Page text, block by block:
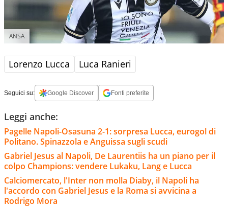
ANSA
Lorenzo Lucca Luca Ranieri
Seguici su: Google Discover Fonti preferite
Leggi anche:
Pagelle Napoli-Osasuna 2-1: sorpresa Lucca, eurogol di
Politano. Spinazzola e Anguissa sugli scudi
Gabriel Jesus al Napoli, De Laurentiis ha un piano per il
colpo Champions: vendere Lukaku, Lang e Lucca
Calciomercato, l'Inter non molla Diaby, il Napoli ha
l'accordo con Gabriel Jesus e la Roma si avvicina a
Rodrigo Mora